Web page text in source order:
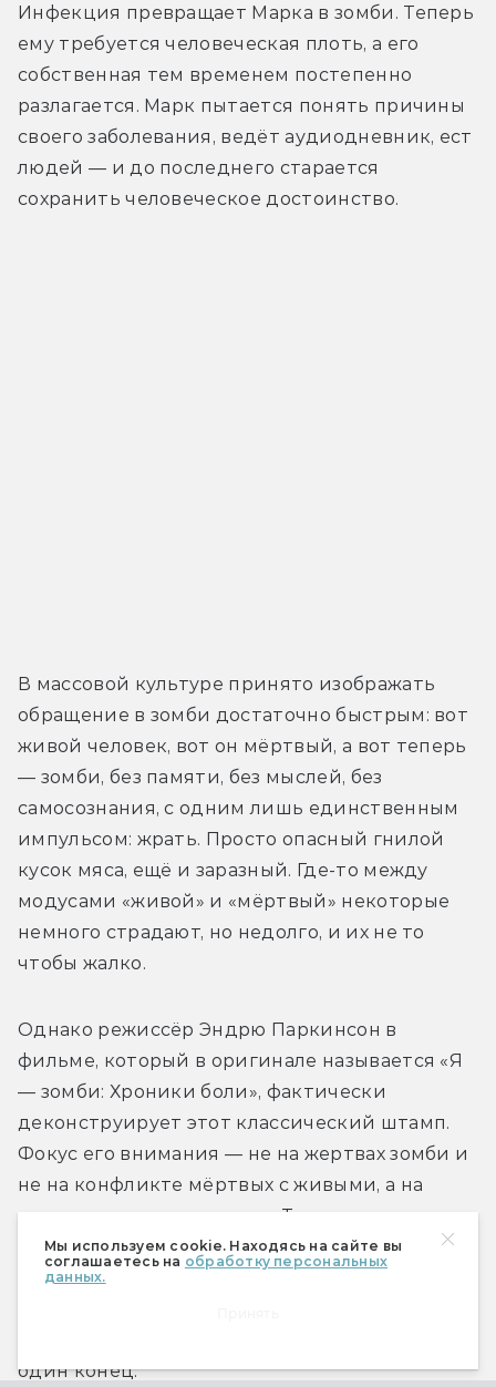
Мы используем cookie. Находясь на сайте вы
соглашаетесь на обработку персональных
данных.
Инфекция превращает Марка в зомби. Теперь
ему требуется человеческая плоть, а его
собственная тем временем постепенно
разлагается. Марк пытается понять причины
своего заболевания, ведёт аудиодневник, ест
людей — и до последнего старается
сохранить человеческое достоинство.
В массовой культуре принято изображать
обращение в зомби достаточно быстрым: вот
живой человек, вот он мёртвый, а вот теперь
— зомби, без памяти, без мыслей, без
самосознания, с одним лишь единственным
импульсом: жрать. Просто опасный гнилой
кусок мяса, ещё и заразный. Где-то между
модусами «живой» и «мёртвый» некоторые
немного страдают, но недолго, и их не то
чтобы жалко.
Однако режиссёр Эндрю Паркинсон в
фильме, который в оригинале называется «Я
— зомби: Хроники боли», фактически
деконструирует этот классический штамп.
Фокус его внимания — не на жертвах зомби и
не на конфликте мёртвых с живыми, а на
самом неживом существе. Точнее, на
процессе, который предшествует
превращению человека в гнилой и
один конец.